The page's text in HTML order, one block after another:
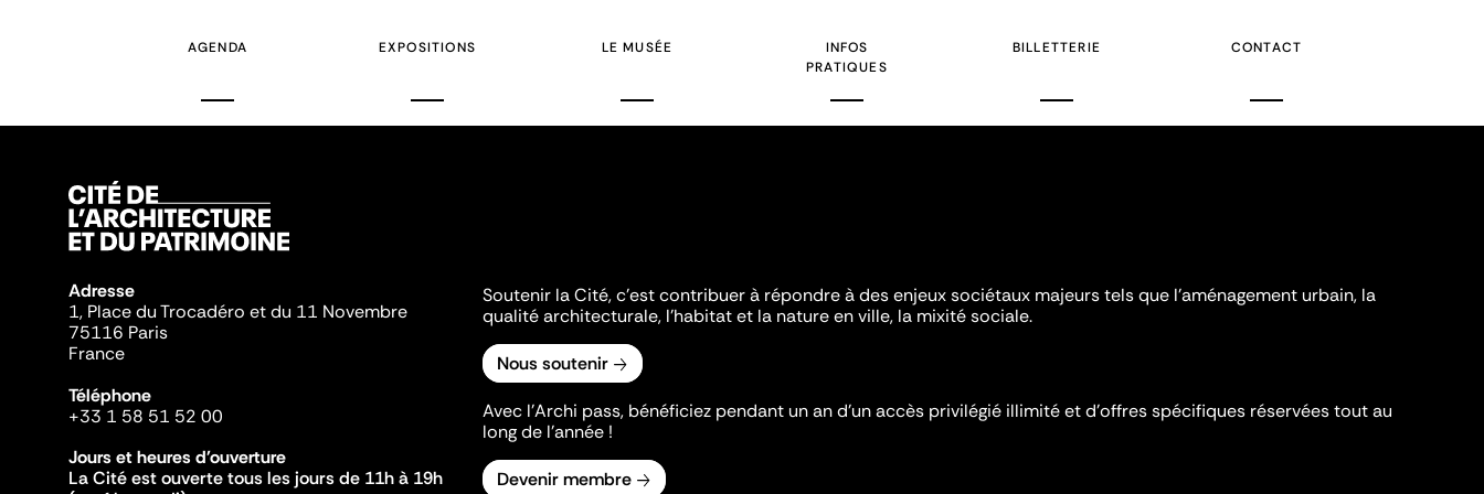
AGENDA EXPOSITIONS LE MUSÉE
INFOS
PRATIQUES
BILLETTERIE CONTACT
Adresse
1, Place du Trocadéro et du 11 Novembre
75116 Paris
France
Téléphone
+33 1 58 51 52 00
Jours et heures d'ouverture
La Cité est ouverte tous les jours de 11h à 19h
Soutenir la Cité, c'est contribuer à répondre à des enjeux sociétaux majeurs tels que l'aménagement urbain, la
qualité architecturale, l'habitat et la nature en ville, la mixité sociale.
Nous soutenir
Avec l’Archi pass, bénéficiez pendant un an d’un accès privilégié illimité et d’offres spécifiques réservées tout au
long de l’année !
Devenir membre